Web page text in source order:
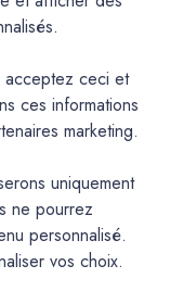
de préparation à
finale de type
bétons cirés en
harmonisant
non toxique et
simple et propre,
l’absorption du
acceptez ceci et
ces informations
marketing.
uniquement
ne pourrez
personnalisé.
vos choix.